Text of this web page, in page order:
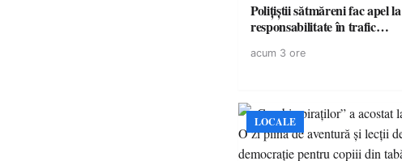
Polițiștii sătmăreni fac apel la
responsabilitate în trafic…
acum 3 ore
LOCALE